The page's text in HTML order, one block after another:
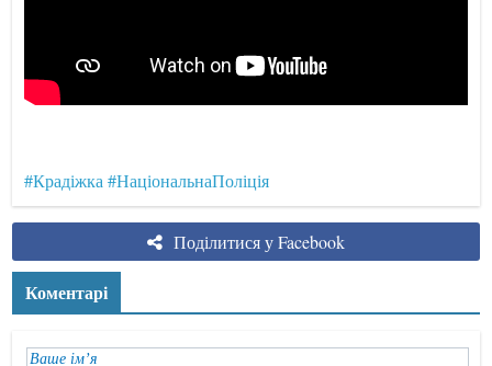
#Крадіжка #НаціональнаПоліція
Поділитися у Facebook
Коментарі